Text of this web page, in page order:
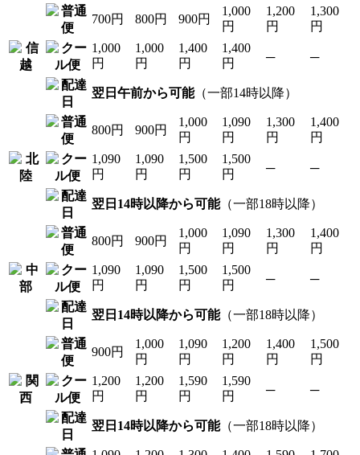
700円 800円 900円
1,000
円
1,200
円
1,300
円
1,000
円
1,000
円
1,400
円
1,400
円
─ ─
翌日午前から可能（一部14時以降）
800円 900円
1,000
円
1,090
円
1,300
円
1,400
円
1,090
円
1,090
円
1,500
円
1,500
円
─ ─
翌日14時以降から可能（一部18時以降）
800円 900円
1,000
円
1,090
円
1,300
円
1,400
円
1,090
円
1,090
円
1,500
円
1,500
円
─ ─
翌日14時以降から可能（一部18時以降）
900円
1,000
円
1,090
円
1,200
円
1,400
円
1,500
円
1,200
円
1,200
円
1,590
円
1,590
円
─ ─
翌日14時以降から可能（一部18時以降）